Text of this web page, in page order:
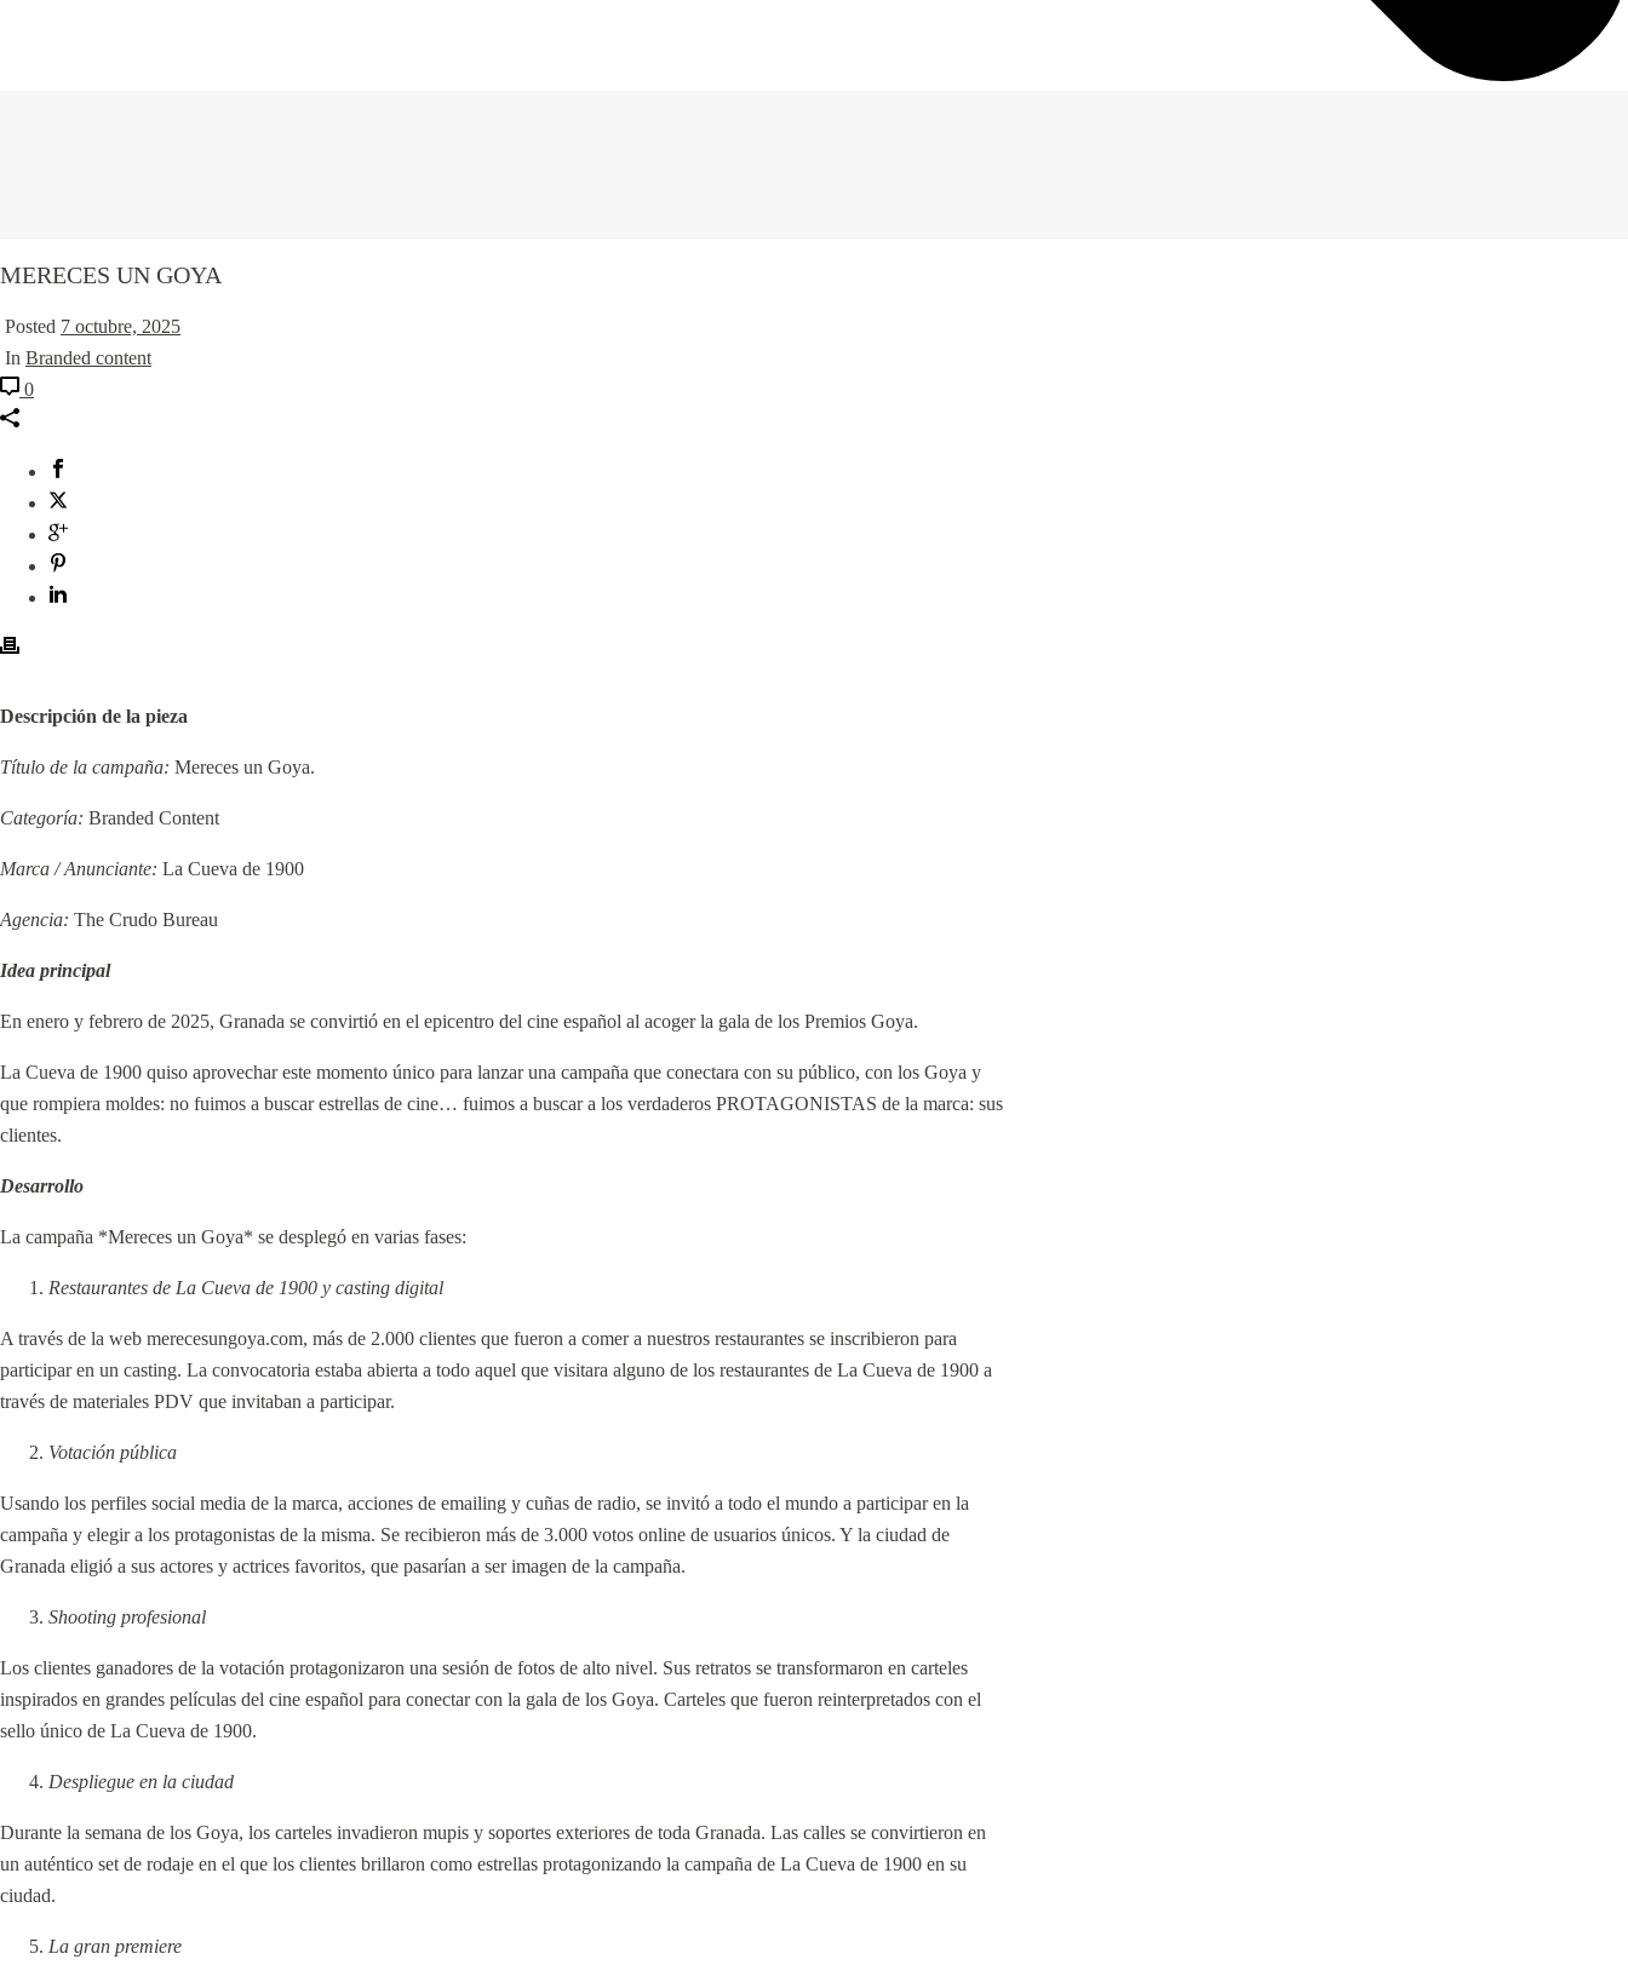
MERECES UN GOYA
Posted 7 octubre, 2025
In Branded content
0
Descripción de la pieza
Título de la campaña: Mereces un Goya.
Categoría: Branded Content
Marca / Anunciante: La Cueva de 1900
Agencia: The Crudo Bureau
Idea principal
En enero y febrero de 2025, Granada se convirtió en el epicentro del cine español al acoger la gala de los Premios Goya.
La Cueva de 1900 quiso aprovechar este momento único para lanzar una campaña que conectara con su público, con los Goya y
que rompiera moldes: no fuimos a buscar estrellas de cine… fuimos a buscar a los verdaderos PROTAGONISTAS de la marca: sus
clientes.
Desarrollo
La campaña *Mereces un Goya* se desplegó en varias fases:
Restaurantes de La Cueva de 1900 y casting digital
A través de la web merecesungoya.com, más de 2.000 clientes que fueron a comer a nuestros restaurantes se inscribieron para
participar en un casting. La convocatoria estaba abierta a todo aquel que visitara alguno de los restaurantes de La Cueva de 1900 a
través de materiales PDV que invitaban a participar.
Votación pública
Usando los perfiles social media de la marca, acciones de emailing y cuñas de radio, se invitó a todo el mundo a participar en la
campaña y elegir a los protagonistas de la misma. Se recibieron más de 3.000 votos online de usuarios únicos. Y la ciudad de
Granada eligió a sus actores y actrices favoritos, que pasarían a ser imagen de la campaña.
Shooting profesional
Los clientes ganadores de la votación protagonizaron una sesión de fotos de alto nivel. Sus retratos se transformaron en carteles
inspirados en grandes películas del cine español para conectar con la gala de los Goya. Carteles que fueron reinterpretados con el
sello único de La Cueva de 1900.
Despliegue en la ciudad
Durante la semana de los Goya, los carteles invadieron mupis y soportes exteriores de toda Granada. Las calles se convirtieron en
un auténtico set de rodaje en el que los clientes brillaron como estrellas protagonizando la campaña de La Cueva de 1900 en su
ciudad.
La gran premiere